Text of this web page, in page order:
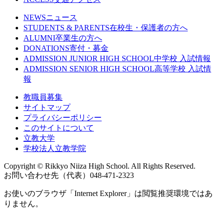
NEWSニュース
STUDENTS & PARENTS在校生・保護者の方へ
ALUMNI卒業生の方へ
DONATIONS寄付・募金
ADMISSION JUNIOR HIGH SCHOOL中学校 入試情報
ADMISSION SENIOR HIGH SCHOOL高等学校 入試情
報
教職員募集
サイトマップ
プライバシーポリシー
このサイトについて
立教大学
学校法人立教学院
Copyright © Rikkyo Niiza High School. All Rights Reserved.
お問い合わせ先（代表）048-471-2323
お使いのブラウザ「Internet Explorer」は閲覧推奨環境ではあ
りません。